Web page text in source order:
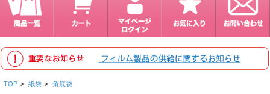
TOP > 紙袋 > 角底袋